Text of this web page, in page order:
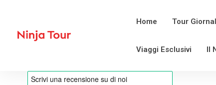
Home Tour
Viaggi Esclusivi Il